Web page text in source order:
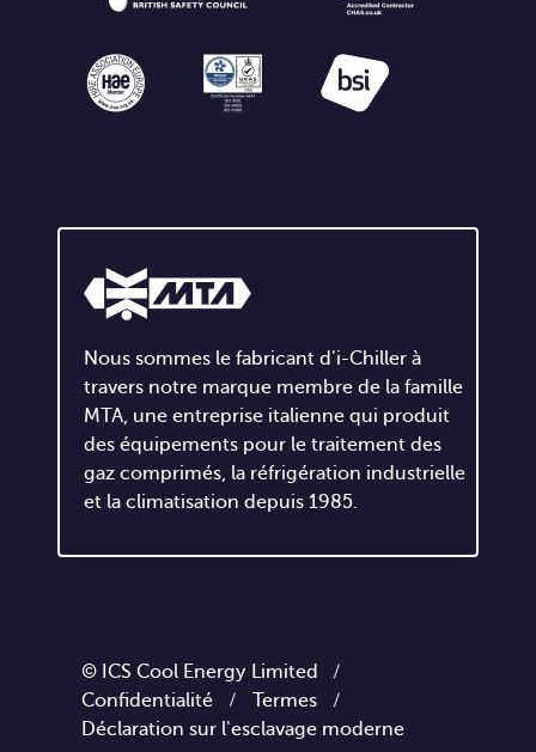
Nous sommes le fabricant d'i-Chiller à
travers notre marque membre de la famille
MTA, une entreprise italienne qui produit
des équipements pour le traitement des
gaz comprimés, la réfrigération industrielle
et la climatisation depuis 1985.
© ICS Cool Energy Limited /
Confidentialité
/ Termes
/
Déclaration sur l'esclavage moderne